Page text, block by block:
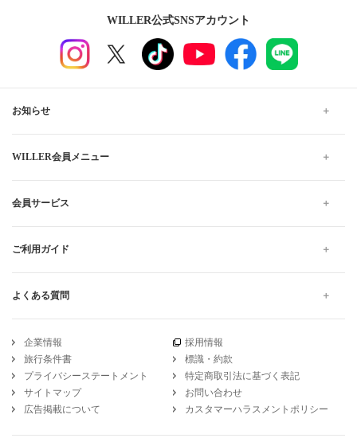
WILLER公式SNSアカウント
お知らせ
WILLER会員メニュー
会員サービス
ご利用ガイド
よくある質問
企業情報
採用情報
旅行条件書
標識・約款
プライバシーステートメント
特定商取引法に基づく表記
サイトマップ
お問い合わせ
広告掲載について
カスタマーハラスメントポリシー